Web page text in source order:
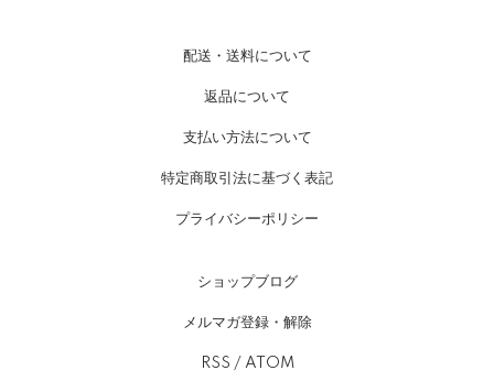
配送・送料について
返品について
支払い方法について
特定商取引法に基づく表記
プライバシーポリシー
ショップブログ
メルマガ登録・解除
RSS / ATOM